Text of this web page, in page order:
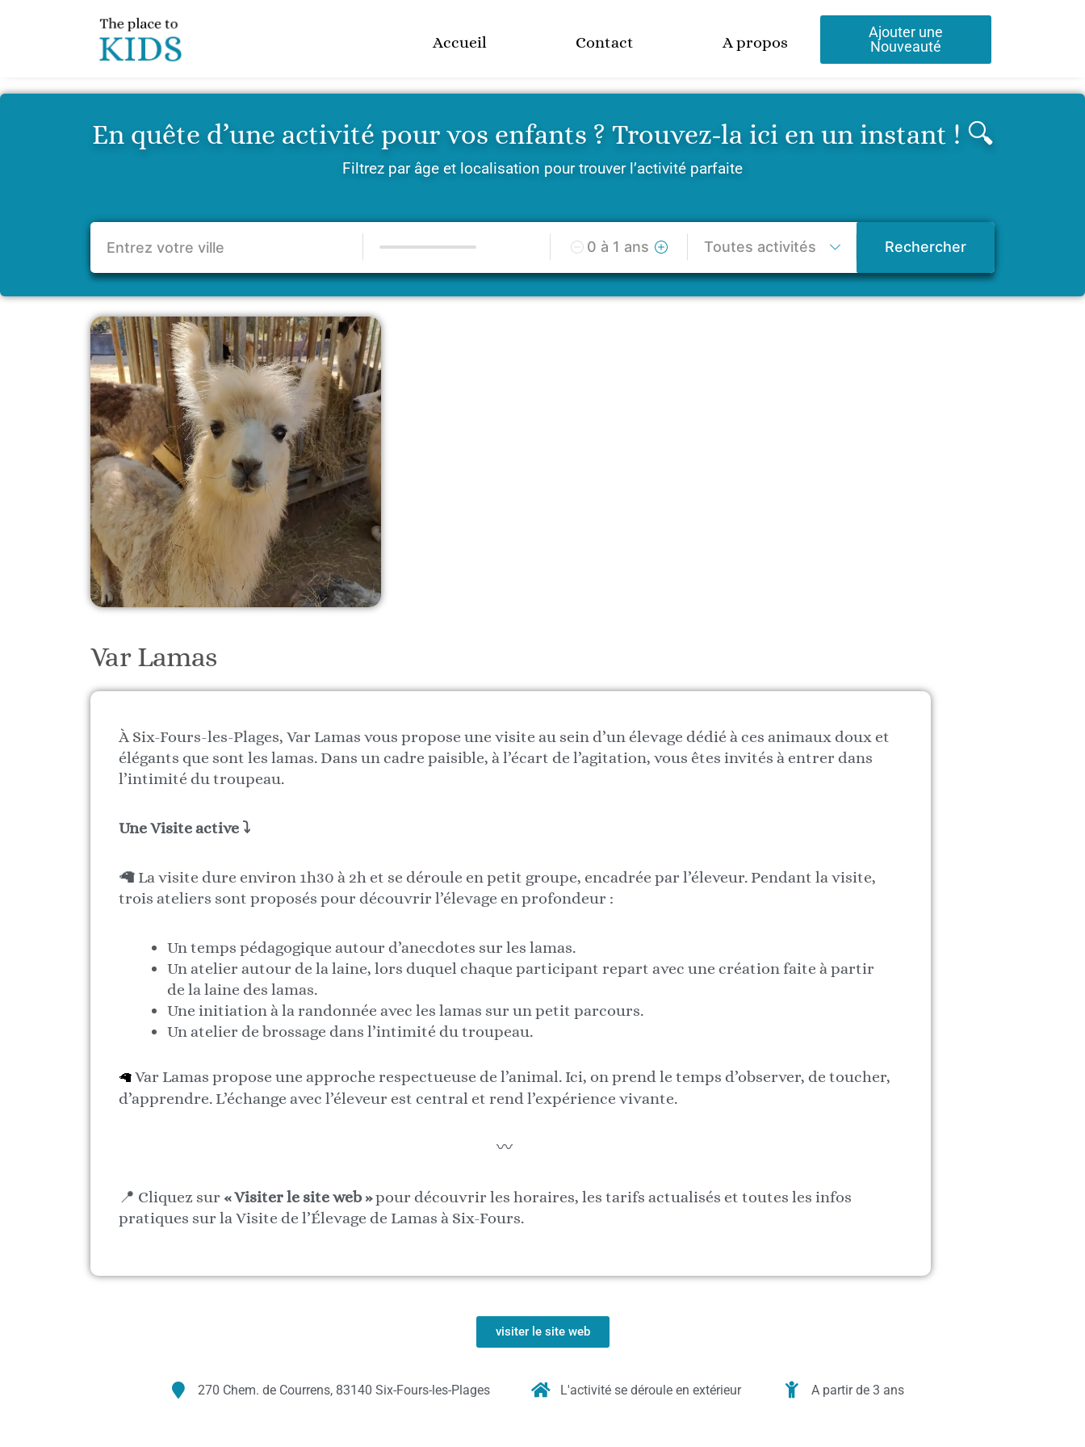
Accueil Contact A propos
Ajouter une
Nouveauté
En quête d’une activité pour vos enfants ? Trouvez-la ici en un instant ! 🔍
Filtrez par âge et localisation pour trouver l’activité parfaite
Rechercher
Var Lamas
À Six-Fours-les-Plages, Var Lamas vous propose une visite au sein d’un élevage dédié à ces animaux doux et
élégants que sont les lamas. Dans un cadre paisible, à l’écart de l’agitation, vous êtes invités à entrer dans
l’intimité du troupeau.
Une Visite active ⤵
🦙 La visite dure environ 1h30 à 2h et se déroule en petit groupe, encadrée par l’éleveur. Pendant la visite,
trois ateliers sont proposés pour découvrir l’élevage en profondeur :
Un temps pédagogique autour d’anecdotes sur les lamas.
Un atelier autour de la laine, lors duquel chaque participant repart avec une création faite à partir
de la laine des lamas.
Une initiation à la randonnée avec les lamas sur un petit parcours.
Un atelier de brossage dans l’intimité du troupeau.
🦙 Var Lamas propose une approche respectueuse de l’animal. Ici, on prend le temps d’observer, de toucher,
d’apprendre. L’échange avec l’éleveur est central et rend l’expérience vivante.
〰️
📍 Cliquez sur« Visiter le site web »pour découvrir les horaires, les tarifs actualisés et toutes les infos
pratiques sur la Visite de l’Élevage de Lamas à Six-Fours.
visiter le site web
270 Chem. de Courrens, 83140 Six-Fours-les-Plages L'activité se déroule en extérieur A partir de 3 ans